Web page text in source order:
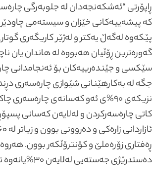
ڕاپۆرتی “ئەشکەنجەدان لە جلوبەرگی
کە پیشەییەکانی خێزان و سیستەمی
پێکەوە لەگەڵ یەکتر و لەژێر کاریگەری
گەورەترین ڕۆڵیان هەبووە لە هاندان یان
سێکسی و جێندەرییەکان بۆ ئەنجامدانی
جگە لە بەکارهێنانی شێوازی چارەسەری
نزیکەی ۹۰%ی ئەو کەسانەی چارەسەری
کاتی چارەسەرکردن و لەلایەن کەسانی
ڕەفتاری زۆرەملێ و کۆنترۆڵکەر بوون.
دەستدرێژی جەستەیی لەلایەن ۳۰%یانەوە تۆمارکراوە.